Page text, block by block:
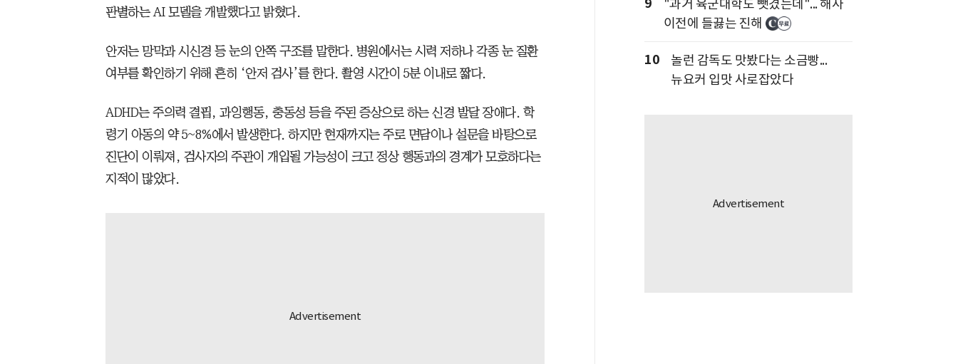
판별하는 AI 모델을 개발했다고 밝혔다.
안저는 망막과 시신경 등 눈의 안쪽 구조를 말한다. 병원에서는 시력 저하나 각종 눈 질환
여부를 확인하기 위해 흔히 ‘안저 검사’를 한다. 촬영 시간이 5분 이내로 짧다.
ADHD는 주의력 결핍, 과잉행동, 충동성 등을 주된 증상으로 하는 신경 발달 장애다. 학
령기 아동의 약 5~8%에서 발생한다. 하지만 현재까지는 주로 면담이나 설문을 바탕으로
진단이 이뤄져, 검사자의 주관이 개입될 가능성이 크고 정상 행동과의 경계가 모호하다는
지적이 많았다.
"과거 육군대학도 뺏겼는데"... 해사
이전에 들끓는 진해
10
놀런 감독도 맛봤다는 소금빵...
뉴요커 입맛 사로잡았다